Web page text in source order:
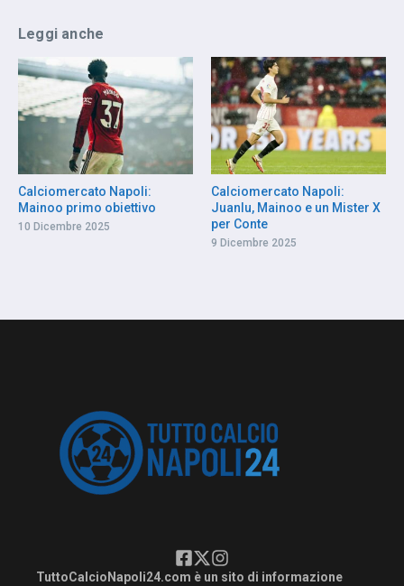
Leggi anche
Calciomercato Napoli:
Mainoo primo obiettivo
10 Dicembre 2025
Calciomercato Napoli:
Juanlu, Mainoo e un Mister X
per Conte
9 Dicembre 2025
TuttoCalcioNapoli24.com è un sito di informazione